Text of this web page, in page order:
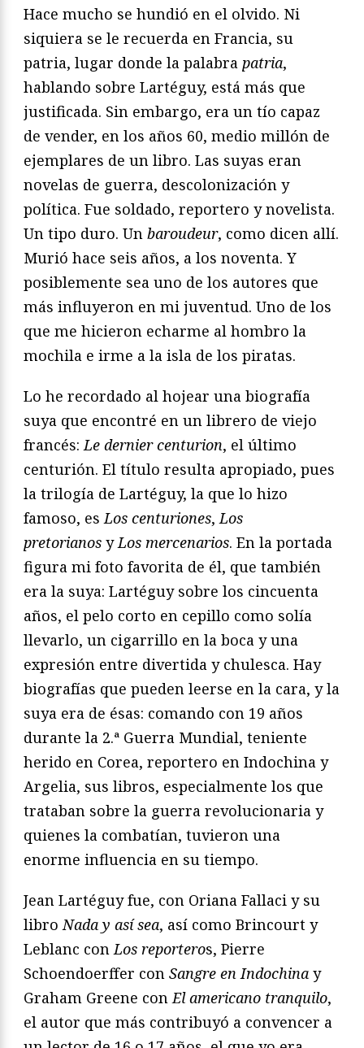
Hace mucho se hundió en el olvido. Ni
siquiera se le recuerda en Francia, su
patria, lugar donde la palabra patria,
hablando sobre Lartéguy, está más que
justificada. Sin embargo, era un tío capaz
de vender, en los años 60, medio millón de
ejemplares de un libro. Las suyas eran
novelas de guerra, descolonización y
política. Fue soldado, reportero y novelista.
Un tipo duro. Un baroudeur, como dicen allí.
Murió hace seis años, a los noventa. Y
posiblemente sea uno de los autores que
más influyeron en mi juventud. Uno de los
que me hicieron echarme al hombro la
mochila e irme a la isla de los piratas.
Lo he recordado al hojear una biografía
suya que encontré en un librero de viejo
francés:Le dernier centurion, el último
centurión. El título resulta apropiado, pues
la trilogía de Lartéguy, la que lo hizo
famoso, esLos centuriones,Los
pretorianos yLos mercenarios. En la portada
figura mi foto favorita de él, que también
era la suya: Lartéguy sobre los cincuenta
años, el pelo corto en cepillo como solía
llevarlo, un cigarrillo en la boca y una
expresión entre divertida y chulesca. Hay
biografías que pueden leerse en la cara, y la
suya era de ésas: comando con 19 años
durante la 2.ª Guerra Mundial, teniente
herido en Corea, reportero en Indochina y
Argelia, sus libros, especialmente los que
trataban sobre la guerra revolucionaria y
quienes la combatían, tuvieron una
enorme influencia en su tiempo.
Jean Lartéguy fue, con Oriana Fallaci y su
libroNada y así sea, así como Brincourt y
Leblanc conLos reporteros, Pierre
Schoendoerffer con Sangre en Indochina y
Graham Greene conEl americano tranquilo,
el autor que más contribuyó a convencer a